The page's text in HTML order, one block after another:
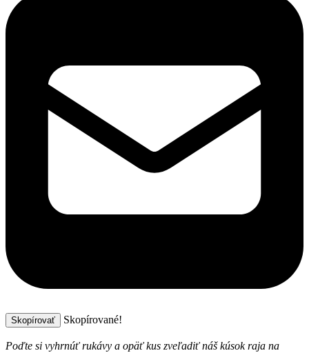
Skopírovať Skopírované!
Poďte si vyhrnúť rukávy a opäť kus zveľadiť náš kúsok raja na